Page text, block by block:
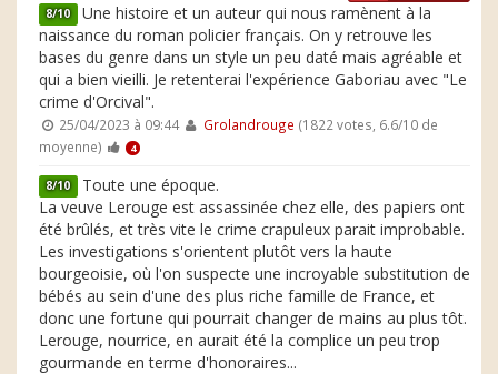
8/10 Une histoire et un auteur qui nous ramènent à la
naissance du roman policier français. On y retrouve les
bases du genre dans un style un peu daté mais agréable et
qui a bien vieilli. Je retenterai l'expérience Gaboriau avec "Le
crime d'Orcival".
25/04/2023 à 09:44 Grolandrouge (1822 votes, 6.6/10 de
moyenne)
4
8/10 Toute une époque.
La veuve Lerouge est assassinée chez elle, des papiers ont
été brûlés, et très vite le crime crapuleux parait improbable.
Les investigations s'orientent plutôt vers la haute
bourgeoisie, où l'on suspecte une incroyable substitution de
bébés au sein d'une des plus riche famille de France, et
donc une fortune qui pourrait changer de mains au plus tôt.
Lerouge, nourrice, en aurait été la complice un peu trop
gourmande en terme d'honoraires...